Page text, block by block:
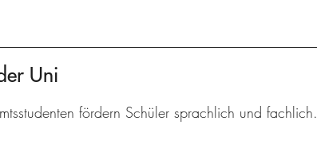
Uni
fördern Schüler sprachlich und fachlich.